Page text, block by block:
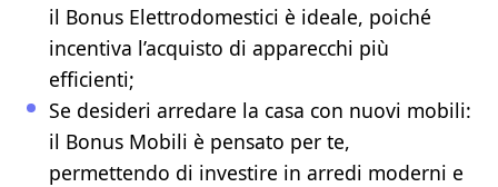
il Bonus Elettrodomestici è ideale, poiché
incentiva l’acquisto di apparecchi più
efficienti;
Se desideri arredare la casa con nuovi mobili:
il Bonus Mobili è pensato per te,
permettendo di investire in arredi moderni e